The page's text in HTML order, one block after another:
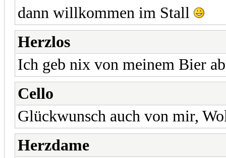
dann willkommen im Stall
Herzlos
Ich geb nix von meinem Bier
Cello
Glückwunsch auch von mir,
Herzdame